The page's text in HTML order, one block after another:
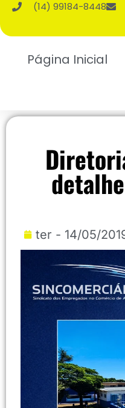
(14) 99184-8448
Página Inicial
ter - 14/05/